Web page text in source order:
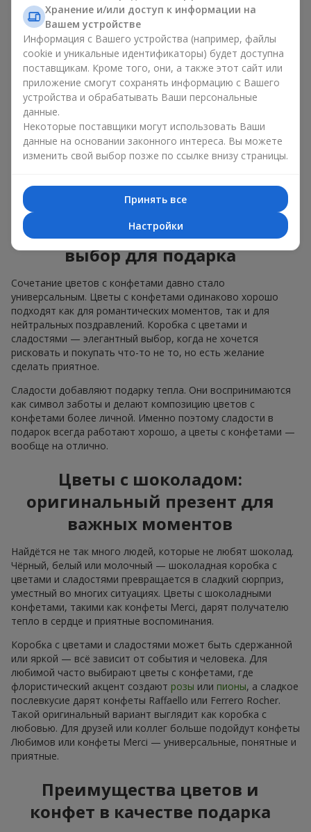
Длякорпоративного мероприятияподойдёт
премиальный подарок: здесь коробка с цветами и
сладостями дополняется изысканными каллами,
герберамиилиорхидеямии элитными сладостями;
Нежные букеты изэустомы, тюльпановили
альстромериихорошо сочетаются с конфетами
Merci, поддерживая нежную подачу и лёгкое
настроение — как
ребёнка или ко Дню всех влюблённых.
Мы поможем вам подобрать лучшее сочетание цветочного
микса и сладостей под ваш повод и оформим подарок —
Коробка с цветами и
сладостями — ваш лучший
выбор для подарка
Сочетание цветов с конфетами давно стало
универсальным. Цветы с конфетами одинаково хорошо
подходят как для романтических моментов, так и для
нейтральных поздравлений. Коробка с цветами и
сладостями — элегантный выбор, когда не хочется
рисковать и покупать что-то не то, но есть желание
сделать приятное.
Сладости добавляют подарку тепла. Они воспринимаются
как символ заботы и делают композицию цветов с
конфетами более личной. Именно поэтому сладости в
подарок всегда работают хорошо, а цветы с конфетами —
вообще на отлично.
Цветы с шоколадом:
оригинальный презент для
важных моментов
Найдётся не так много людей, которые не любят шоколад.
Чёрный, белый или молочный — шоколадная коробка с
цветами и сладостями превращается в сладкий сюрприз,
уместный во многих ситуациях. Цветы с шоколадными
конфетами, такими как конфеты Merci, дарят получателю
тепло в сердце и приятные воспоминания.
Коробка с цветами и сладостями может быть сдержанной
или яркой — всё зависит от события и человека. Для
любимой часто выбирают цветы с конфетами, где
флористический акцент создают розы или пионы, а сладкое
послевкусие дарят конфеты Raffaello или Ferrero Rocher.
Такой оригинальный вариант выглядит как коробка с
любовью. Для друзей или коллег больше подойдут конфеты
Любимов или конфеты Merci — универсальные, понятные и
приятные.
Преимущества цветов и
конфет в качестве подарка
Хранение и/или доступ к информации на
Вашем устройстве
Информация с Вашего устройства (например, файлы
cookie и уникальные идентификаторы) будет доступна
поставщикам. Кроме того, они, а также этот сайт или
приложение смогут сохранять информацию с Вашего
устройства и обрабатывать Ваши персональные
данные.
Некоторые поставщики могут использовать Ваши
данные на основании законного интереса. Вы можете
изменить свой выбор позже по ссылке внизу страницы.
Принять все
Настройки